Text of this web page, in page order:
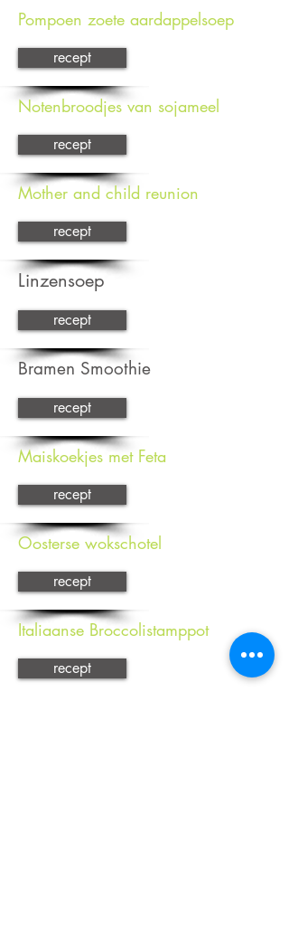
Pompoen zoete aardappelsoep
recept
Notenbroodjes van sojameel
recept
Mother and child reunion
recept
Linzensoep
recept
Bramen Smoothie
recept
Maiskoekjes met Feta
recept
Oosterse wokschotel
recept
Italiaanse Broccolistamppot
recept